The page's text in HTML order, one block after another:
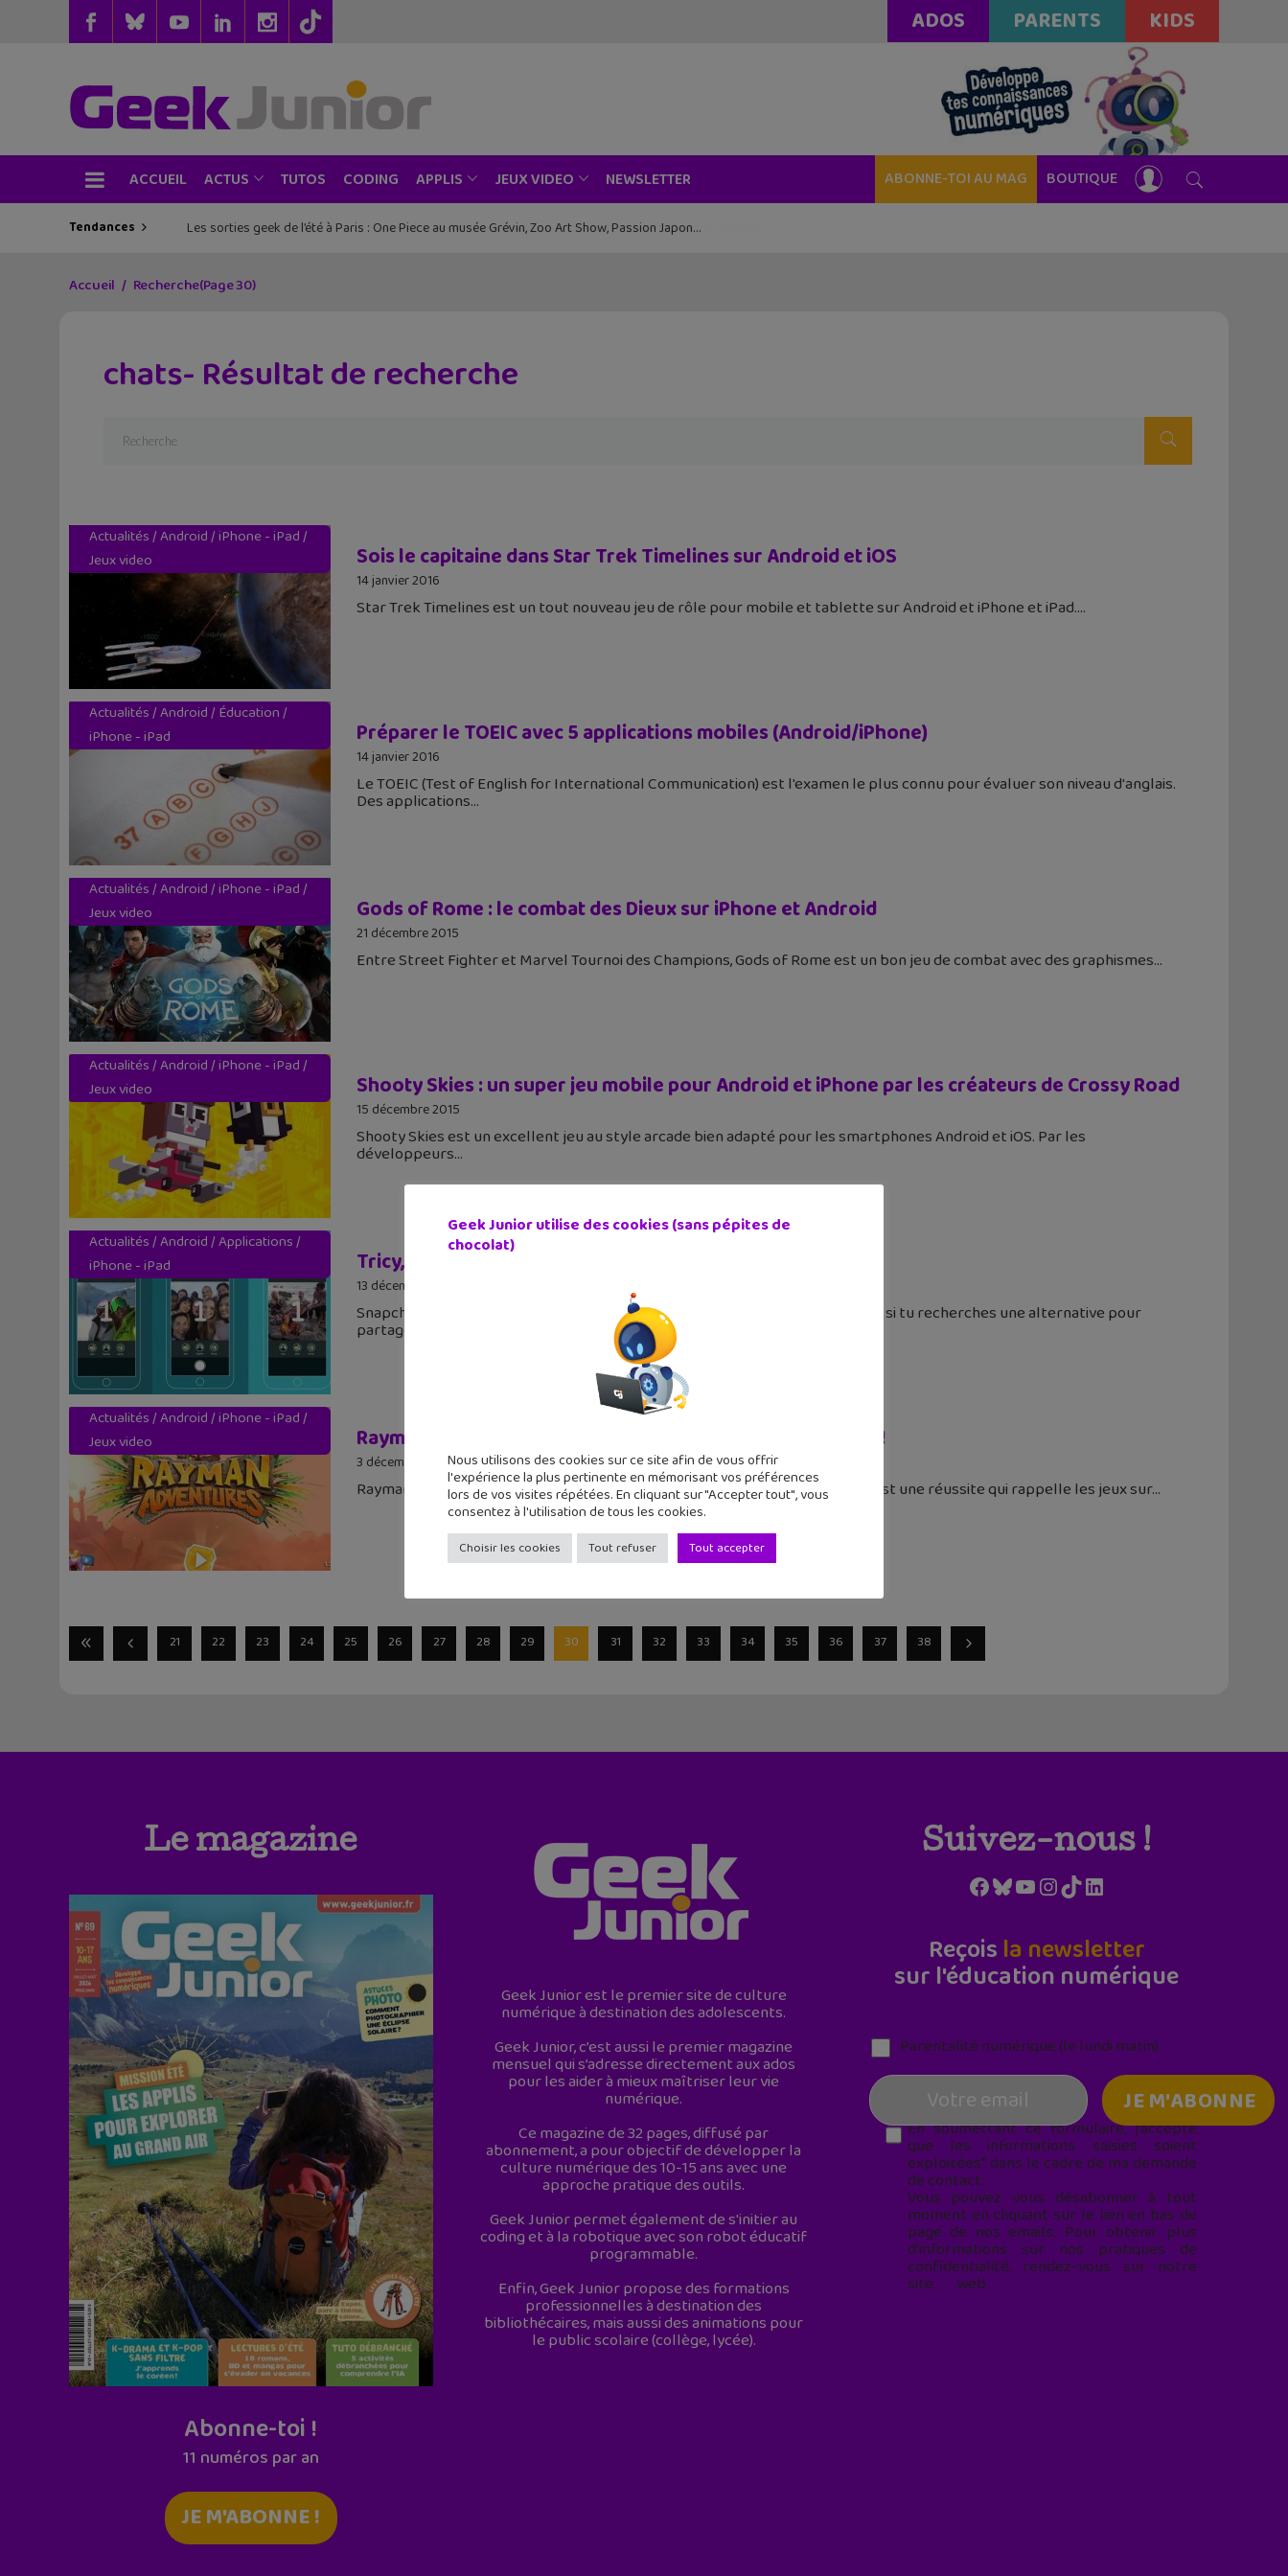
ADOS PARENTS KIDS
ACCUEIL ACTUS TUTOS CODING APPLIS JEUX VIDEO NEWSLETTER ABONNE-TOI AU MAG BOUTIQUE
Tendances Les sorties geek de l’été à Paris : One Piece au musée Grévin, Zoo Art Show, Passion Japon…
Accueil Recherche(Page 30)
chats- Résultat de recherche
Actualités/Android/iPhone - iPad/
Jeux video
Sois le capitaine dans Star Trek Timelines sur Android et iOS
14 janvier 2016
Star Trek Timelines est un tout nouveau jeu de rôle pour mobile et tablette sur Android et iPhone et iPad.
Actualités/Android/ Éducation/
iPhone - iPad
Préparer le TOEIC avec 5 applications mobiles (Android/iPhone)
14 janvier 2016
Le TOEIC (Test of English for International Communication) est l'examen le plus connu pour évaluer son niveau d'anglais.
Des applications
Actualités/Android/iPhone - iPad/
Jeux video
Gods of Rome : le combat des Dieux sur iPhone et Android
21 décembre 2015
Entre Street Fighter et Marvel Tournoi des Champions, Gods of Rome est un bon jeu de combat avec des graphismes
Actualités/Android/iPhone - iPad/
Jeux video
Shooty Skies : un super jeu mobile pour Android et iPhone par les créateurs de Crossy Road
15 décembre 2015
Shooty Skies est un excellent jeu au style arcade bien adapté pour les smartphones Android et iOS. Par les
développeurs
Actualités/Android/Applications/
iPhone - iPad
Tricy, l’application qui pourrait te faire oublier Snapchat
13 décembre 2015
Snapchat a subi des perturbations durant quelques jours. Rien de grave, mais si tu recherches une alternative pour
partager de
Actualités/Android/iPhone - iPad/
Jeux video
Rayman Adventures débarque sur iPhone, iPad et Android !
3 décembre 2015
Rayman arrive sur l'App Store et Google Play avec Rayman Adventures. Et c'est une réussite qui rappelle les jeux sur
21 22 23 24 25 26 27 28 29 30 31 32 33 34 35 36 37 38
Le magazine
Abonne-toi !
11 numéros par an
JE M'ABONNE !
Geek Junior est le premier site de culture
numérique à destination des adolescents.
Geek Junior, c’est aussi le premier magazine
mensuel qui s’adresse directement aux ados
pour les aider à mieux maîtriser leur vie
numérique.
Ce magazine de 32 pages, diffusé par
abonnement, a pour objectif de développer la
culture numérique des 10-15 ans avec une
approche pratique des outils.
Geek Junior permet également de s'initier au
coding et à la robotique avec son robot éducatif
programmable.
Enfin, Geek Junior propose des formations
professionnelles à destination des
bibliothécaires, mais aussi des animations pour
le public scolaire (collège, lycée).
Suivez-nous !
Facebook
Bluesky
YouTube
Instagram
TikTokLinkedIn
Reçois la newsletter
sur l'éducation numérique
Parentalité numérique (le lundi matin)
En soumettant ce formulaire, j’accepte
que les informations saisies soient
exploitées* dans le cadre de ma demande
de contact.
Vous pouvez vous désabonner à tout
moment en cliquant sur le lien en bas de
page de nos emails. Pour obtenir plus
d'informations sur nos pratiques de
confidentialité, rendez-vous sur notre
site web
Geek Junior utilise des cookies (sans pépites de
chocolat)
Nous utilisons des cookies sur ce site afin de vous offrir
l'expérience la plus pertinente en mémorisant vos préférences
lors de vos visites répétées. En cliquant sur "Accepter tout", vous
consentez à l'utilisation de tous les cookies.
Choisir les cookies Tout refuser Tout accepter